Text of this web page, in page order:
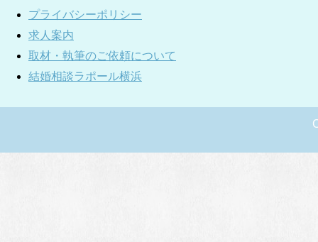
プライバシーポリシー
求人案内
取材・執筆のご依頼について
結婚相談ラポール横浜